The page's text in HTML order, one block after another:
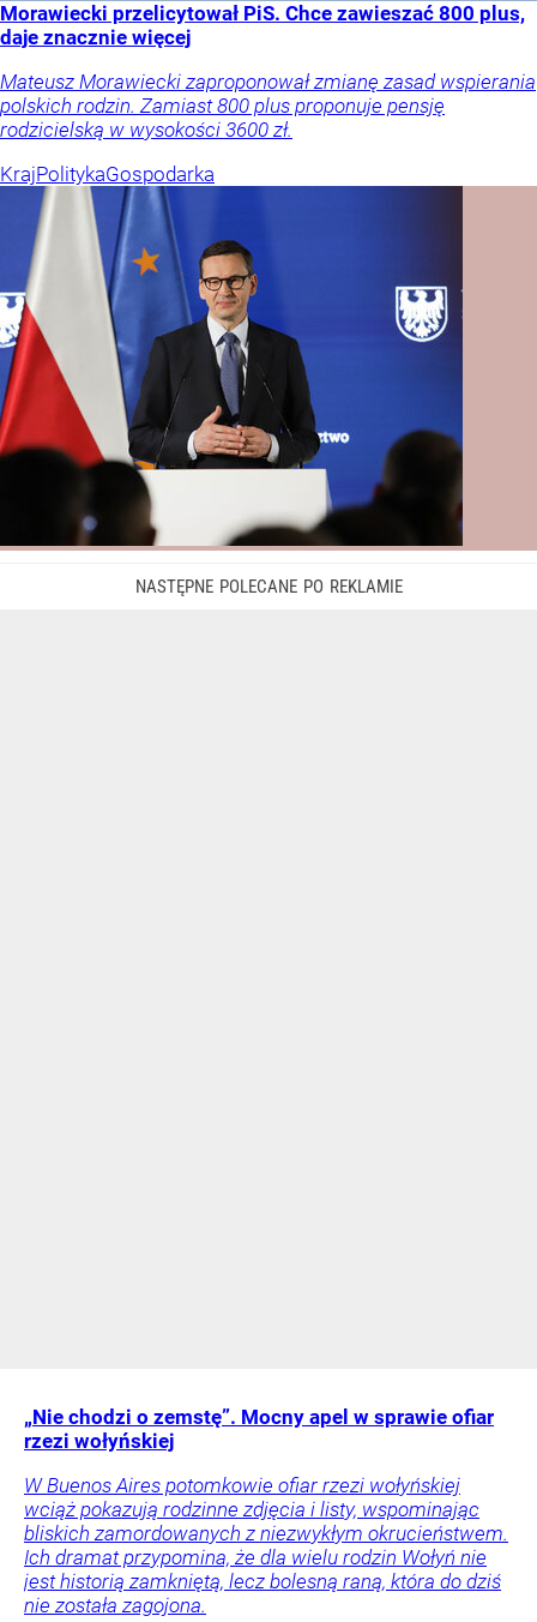
Morawiecki przelicytował PiS. Chce zawieszać 800 plus,
daje znacznie więcej
Mateusz Morawiecki zaproponował zmianę zasad wspierania
polskich rodzin. Zamiast 800 plus proponuje pensję
rodzicielską w wysokości 3600 zł.
KrajPolitykaGospodarka
„Nie chodzi o zemstę”. Mocny apel w sprawie ofiar
rzezi wołyńskiej
W Buenos Aires potomkowie ofiar rzezi wołyńskiej
wciąż pokazują rodzinne zdjęcia i listy, wspominając
bliskich zamordowanych z niezwykłym okrucieństwem.
Ich dramat przypomina, że dla wielu rodzin Wołyń nie
jest historią zamkniętą, lecz bolesną raną, która do dziś
nie została zagojona.